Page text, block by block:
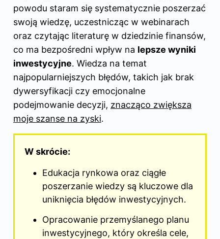
powodu staram się systematycznie poszerzać
swoją wiedzę, uczestnicząc w webinarach
oraz czytając literaturę w dziedzinie finansów,
co ma bezpośredni wpływ na lepsze wyniki
inwestycyjne. Wiedza na temat
najpopularniejszych błędów, takich jak brak
dywersyfikacji czy emocjonalne
podejmowanie decyzji, znacząco zwiększa
moje szanse na zyski.
W skrócie:
Edukacja rynkowa oraz ciągłe
poszerzanie wiedzy są kluczowe dla
uniknięcia błędów inwestycyjnych.
Opracowanie przemyślanego planu
inwestycyjnego, który określa cele,